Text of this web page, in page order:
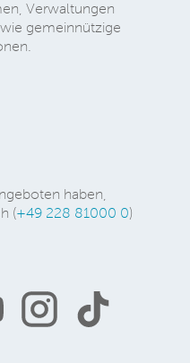
Verwaltungen
gemeinnützige
haben,
(+49 228 81000 0)